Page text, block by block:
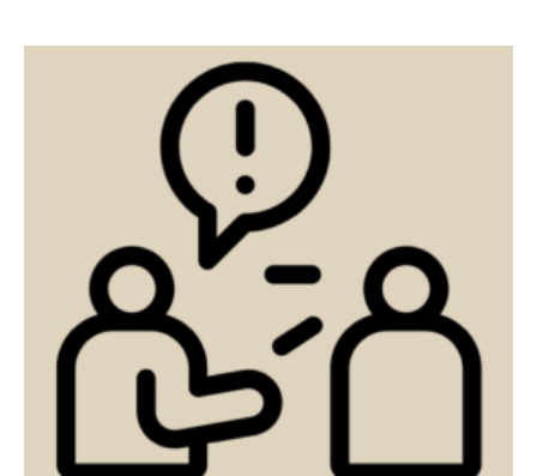
福音传讲与宣教 成员制与教会纪律
团契生活与祷告
正體中文
葡萄牙语
罗马尼亚语
意大利语
土耳其语
阿尔巴尼亚语
塞尔维亚语 柬埔寨语